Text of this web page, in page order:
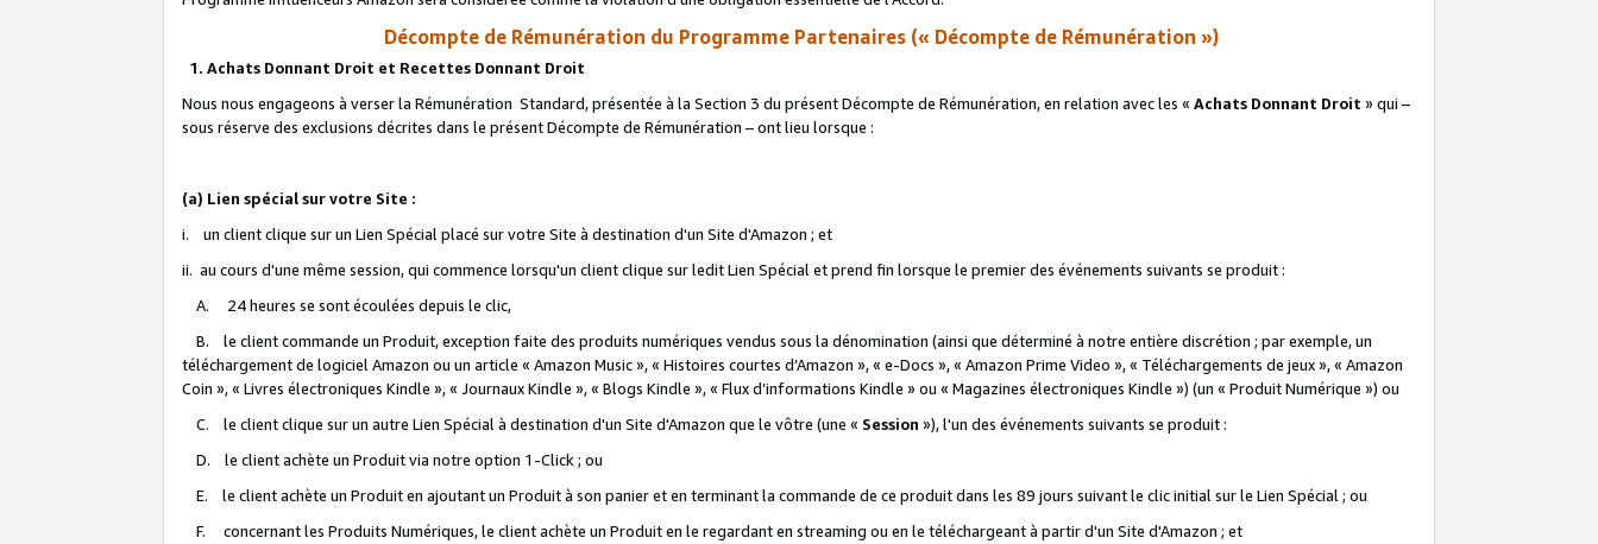
Décompte de Rémunération du Programme Partenaires (« Décompte de Rémunération »)
1. Achats Donnant Droit et Recettes Donnant Droit
Nous nous engageons à verser la Rémunération Standard, présentée à la Section 3 du présent Décompte de Rémunération, en relation avec les « Achats Donnant Droit » qui –
sous réserve des exclusions décrites dans le présent Décompte de Rémunération – ont lieu lorsque :
(a) Lien spécial sur votre Site :
i. un client clique sur un Lien Spécial placé sur votre Site à destination d'un Site d'Amazon ; et
ii. au cours d'une même session, qui commence lorsqu'un client clique sur ledit Lien Spécial et prend fin lorsque le premier des événements suivants se produit :
A. 24 heures se sont écoulées depuis le clic,
B. le client commande un Produit, exception faite des produits numériques vendus sous la dénomination (ainsi que déterminé à notre entière discrétion ; par exemple, un
téléchargement de logiciel Amazon ou un article « Amazon Music », « Histoires courtes d’Amazon », « e-Docs », « Amazon Prime Video », « Téléchargements de jeux », « Amazon
Coin », « Livres électroniques Kindle », « Journaux Kindle », « Blogs Kindle », « Flux d’informations Kindle » ou « Magazines électroniques Kindle ») (un « Produit Numérique ») ou
C. le client clique sur un autre Lien Spécial à destination d'un Site d'Amazon que le vôtre (une « Session »), l'un des événements suivants se produit :
D. le client achète un Produit via notre option 1-Click ; ou
E. le client achète un Produit en ajoutant un Produit à son panier et en terminant la commande de ce produit dans les 89 jours suivant le clic initial sur le Lien Spécial ; ou
F. concernant les Produits Numériques, le client achète un Produit en le regardant en streaming ou en le téléchargeant à partir d'un Site d'Amazon ; et